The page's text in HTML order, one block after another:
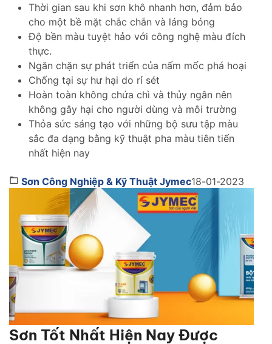
Thời gian sau khi sơn khô nhanh hơn, đảm bảo
cho một bề mặt chắc chắn và láng bóng
Độ bền màu tuyệt hảo với công nghệ màu đích
thực.
Ngăn chặn sự phát triển của nấm mốc phá hoại
Chống tại sự hư hại do rỉ sét
Hoàn toàn không chứa chì và thủy ngân nên
không gây hại cho người dùng và môi trường
Thỏa sức sáng tạo với những bộ sưu tập màu
sắc đa dạng bằng kỹ thuật pha màu tiên tiến
nhất hiện nay
Sơn Công Nghiệp & Kỹ Thuật Jymec18-01-2023
Sơn Tốt Nhất Hiện Nay Được